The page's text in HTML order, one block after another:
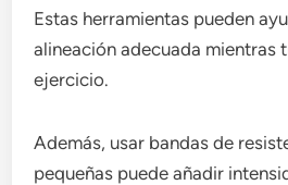
Estas herramientas pueden
alineación adecuada mientras
ejercicio.
Además, usar bandas de
pequeñas puede añadir